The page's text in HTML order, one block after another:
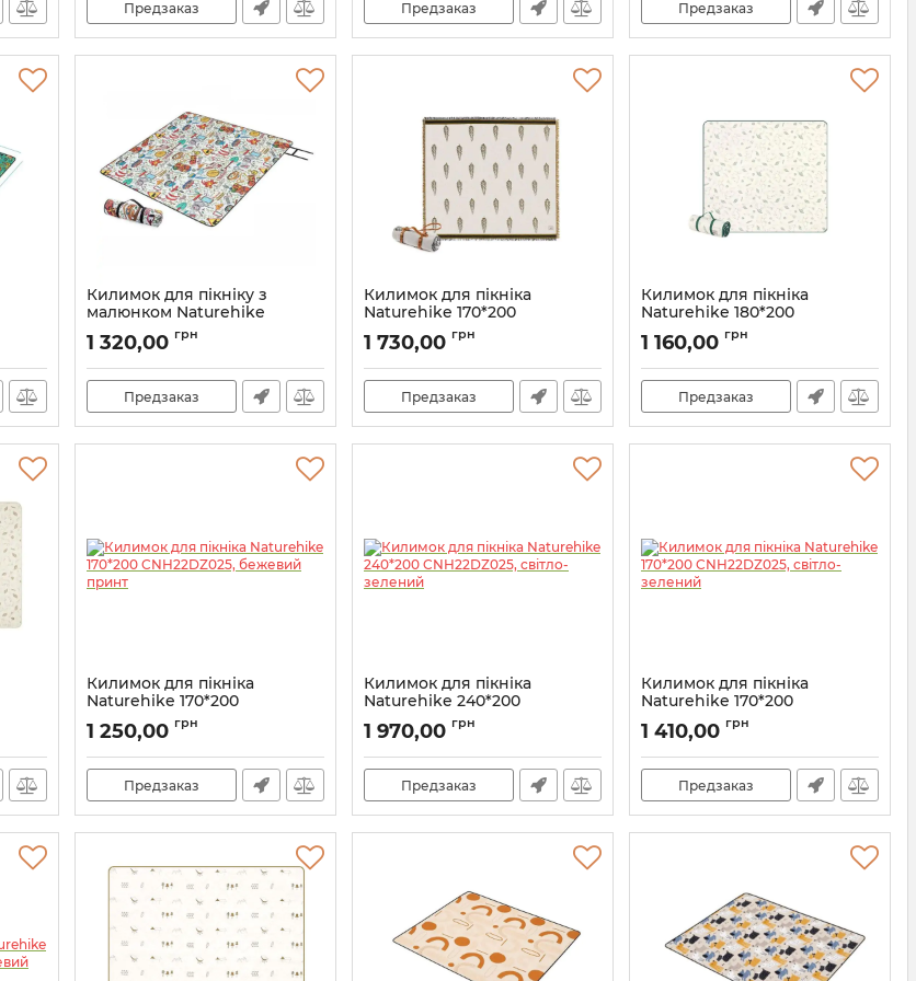
Предзаказ Предзаказ Предзаказ
Килимок для пікніку з
малюнком Naturehike
NH19D024-Z 200 х 180 cм
Артикул:7_65498
1 320,00 грн
Предзаказ
Килимок для пікніка
Naturehike 170*200
CNH22DZ14001, коричневий
принт
Артикул:7_65462
1 730,00 грн
Предзаказ
Килимок для пікніка
Naturehike 180*200
CNH22DZ14004, зелений
принт
Артикул:7_65461
1 160,00 грн
Предзаказ
Килимок для пікніка
Naturehike 170*200
CNH22DZ025, бежевий
принт
Артикул:7_65459
1 250,00 грн
Предзаказ
Килимок для пікніка
Naturehike 240*200
CNH22DZ025, світло-зелений
Артикул:7_65458
1 970,00 грн
Предзаказ
Килимок для пікніка
Naturehike 170*200
CNH22DZ025, світло-зелений
Артикул:7_65457
1 410,00 грн
Предзаказ